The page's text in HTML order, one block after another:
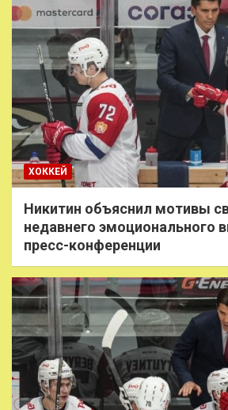
ХОККЕЙ
Никитин объяснил мотивы
недавнего эмоционального
пресс-конференции